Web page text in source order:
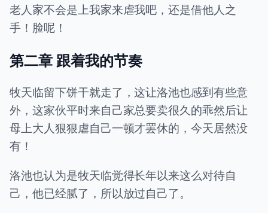
老人家不会是上我家来虐我吧，还是借他人之
手！脸呢！
第二章 跟着我的节奏
牧天临留下饼干就走了，这让洛池也感到有些意
外，这家伙平时来自己家总要卖很久的乖然后让
母上大人狠狠虐自己一顿才罢休的，今天居然没
有！
洛池也认为是牧天临觉得长年以来这么对待自
己，他已经腻了，所以放过自己了。